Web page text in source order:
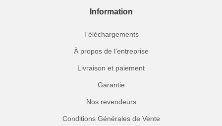
Information
Téléchargements
À propos de l'entreprise
Livraison et paiement
Garantie
Nos revendeurs
Conditions Générales de Vente